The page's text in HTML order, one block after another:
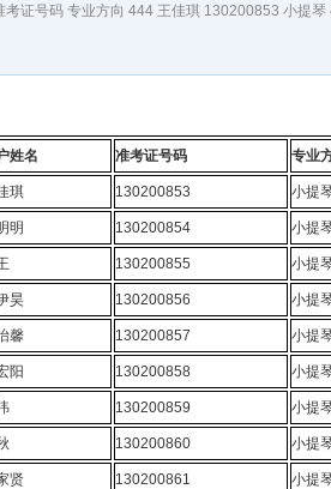
考证号码 专业方向 444 王佳琪 130200853 小提
姓名 准考证号码 专业
琪 130200853 小提
明 130200854 小提
130200855 小提
昊 130200856 小提
馨 130200857 小提
阳 130200858 小提
130200859 小提
130200860 小提
贤 130200861 小提